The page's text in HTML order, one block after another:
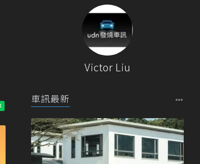
Victor Liu
車訊最新